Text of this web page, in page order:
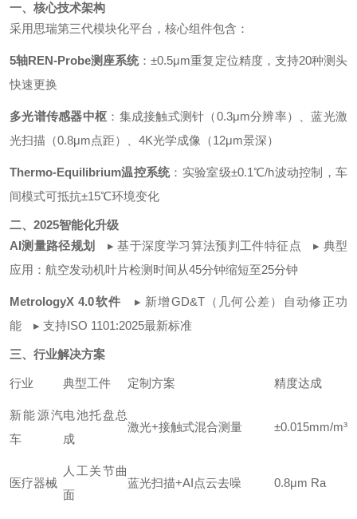
一、核心技术架构
采用思瑞第三代模块化平台，核心组件包含：
5轴REN-Probe测座系统：±0.5μm重复定位精度，支持20种测头
快速更换
多光谱传感器中枢 ：集成接触式测针（0.3μm分辨率）、蓝光激
光扫描（0.8μm点距）、4K光学成像（12μm景深）
Thermo-Equilibrium温控系统：实验室级±0.1℃/h波动控制，车
间模式可抵抗±15℃环境变化
二、2025智能化升级
AI测量路径规划
▸ 基于深度学习算法预判工件特征点 ▸ 典型
应用：航空发动机叶片检测时间从45分钟缩短至25分钟
MetrologyX 4.0软件 ▸ 新增GD&T（几何公差）自动修正功
能 ▸ 支持ISO 1101:2025最新标准
三、行业解决方案
行业 典型工件 定制方案 精度达成
新能源汽
车
电池托盘总
成
激光+接触式混合测量 ±0.015mm/m³
医疗器械
人工关节曲
面
蓝光扫描+AI点云去噪 0.8μm Ra